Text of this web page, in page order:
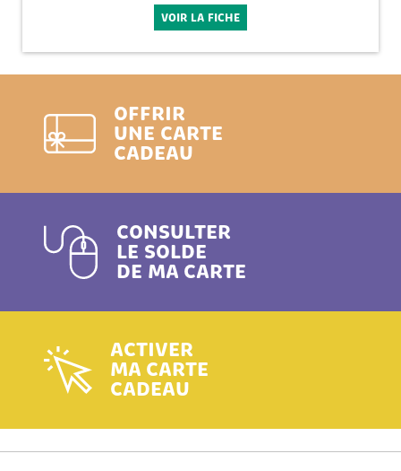
VOIR LA FICHE
OFFRIR
UNE CARTE
CADEAU
CONSULTER
LE SOLDE
DE MA CARTE
ACTIVER
MA CARTE
CADEAU